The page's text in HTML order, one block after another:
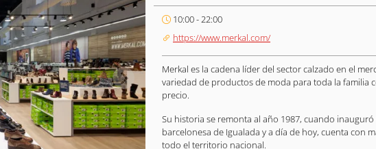
10:00 - 22:00
https://www.merkal.com/
Merkal es la cadena líder del sector calzado en el
variedad de productos de moda para toda la familia
precio.
Su historia se remonta al año 1987, cuando
barcelonesa de Igualada y a día de hoy, cuenta con
todo el territorio nacional.